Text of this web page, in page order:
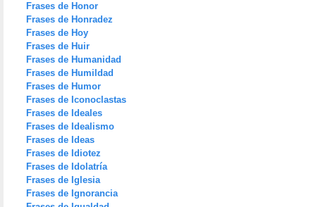
Frases de Honor
Frases de Honradez
Frases de Hoy
Frases de Huir
Frases de Humanidad
Frases de Humildad
Frases de Humor
Frases de Iconoclastas
Frases de Ideales
Frases de Idealismo
Frases de Ideas
Frases de Idiotez
Frases de Idolatría
Frases de Iglesia
Frases de Ignorancia